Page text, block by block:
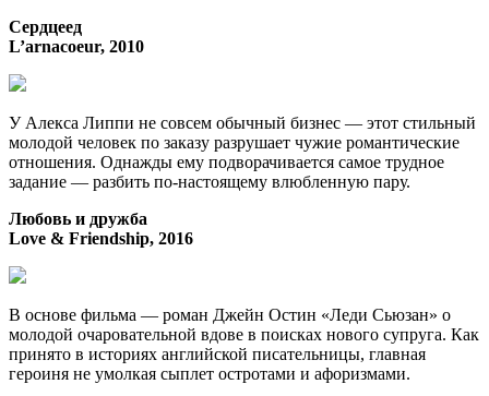
Сердцеед
L’arnacoeur, 2010
У Алекса Липпи не совсем обычный бизнес — этот стильный
молодой человек по заказу разрушает чужие романтические
отношения. Однажды ему подворачивается самое трудное
задание — разбить по-настоящему влюбленную пару.
Любовь и дружба
Love & Friendship, 2016
В основе фильма — роман Джейн Остин «Леди Сьюзан» о
молодой очаровательной вдове в поисках нового супруга. Как
принято в историях английской писательницы, главная
героиня не умолкая сыплет остротами и афоризмами.